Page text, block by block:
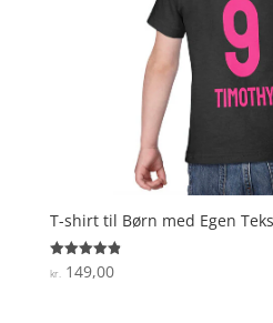
T-shirt til Børn med Egen
Vurderet
4.9
kr. 149,00